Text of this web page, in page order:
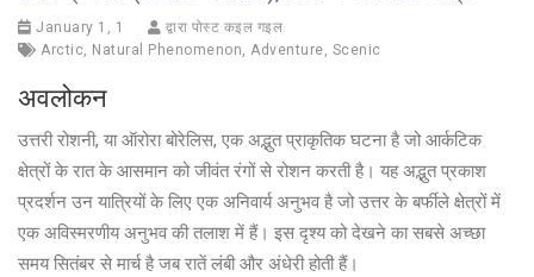
January 1, 1
द्वारा पोस्ट कइल गइल
Arctic, Natural Phenomenon, Adventure, Scenic
अवलोकन
उत्तरी रोशनी, या ऑरोरा बोरेलिस, एक अद्भुत प्राकृतिक घटना है जो आर्कटिक
क्षेत्रों के रात के आसमान को जीवंत रंगों से रोशन करती है। यह अद्भुत प्रकाश
प्रदर्शन उन यात्रियों के लिए एक अनिवार्य अनुभव है जो उत्तर के बर्फीले क्षेत्रों में
एक अविस्मरणीय अनुभव की तलाश में हैं। इस दृश्य को देखने का सबसे अच्छा
समय सितंबर से मार्च है जब रातें लंबी और अंधेरी होती हैं।